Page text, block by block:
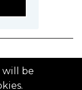
will be